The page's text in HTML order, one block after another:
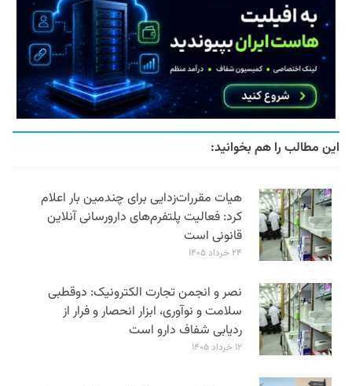
این مطالب را هم بخوانید:
هیات مقررات‌زدایی برای چندمین بار اعلام
کرد: فعالیت پلتفرم‌های دارورسانی آنلاین
قانونی است
۲۴ خرداد ۱۴۰۵
نصر و انجمن تجارت الکترونیک: دوقطبی
سلامت و نوآوری، ابزار انحصار و فرار از
ردیابی شفاف دارو است
۱۲ خرداد ۱۴۰۵